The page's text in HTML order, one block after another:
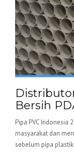
Bersih
Pipa PVC Indonesia
masyarakat dan
sebelum pipa plastik